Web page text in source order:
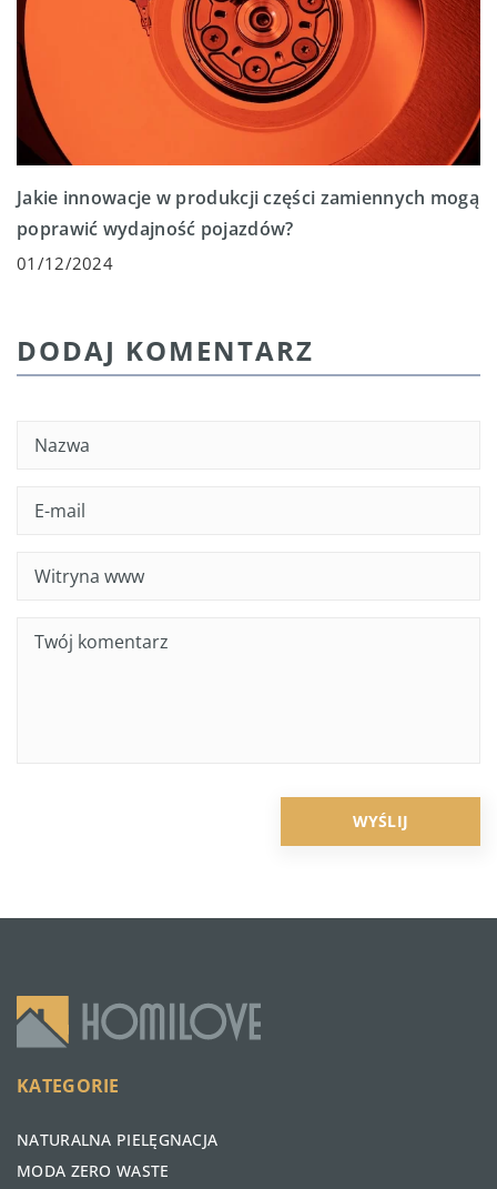
Jakie innowacje w produkcji części zamiennych mogą
poprawić wydajność pojazdów?
01/12/2024
DODAJ KOMENTARZ
KATEGORIE
NATURALNA PIELĘGNACJA
MODA ZERO WASTE